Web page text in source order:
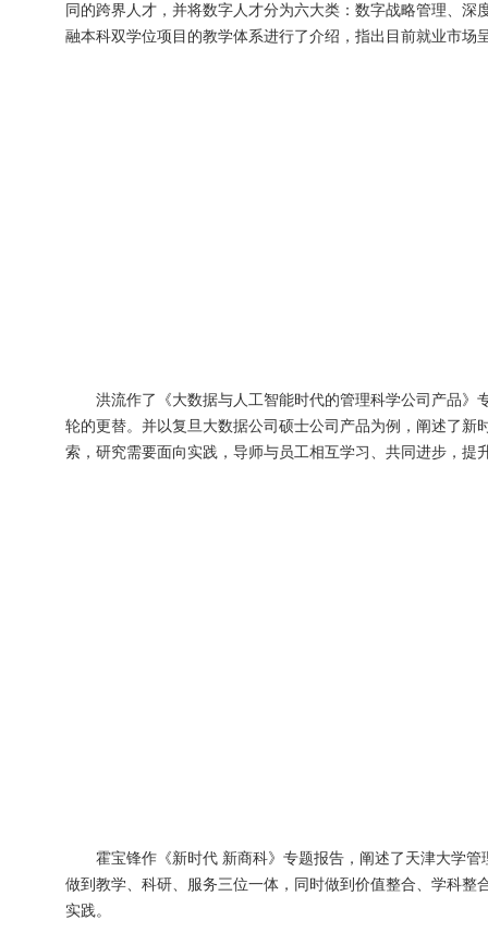
同的跨界人才，并将数字人才分为六大类：数字战略管理、
融本科双学位项目的教学体系进行了介绍，指出目前就业市
洪流作了《大数据与人工智能时代的管理科学公司产品
轮的更替。并以复旦大数据公司硕士公司产品为例，阐述了
索，研究需要面向实践，导师与员工相互学习、共同进步，提
霍宝锋作《新时代 新商科》专题报告，阐述了天津大学
做到教学、科研、服务三位一体，同时做到价值整合、学科
实践。